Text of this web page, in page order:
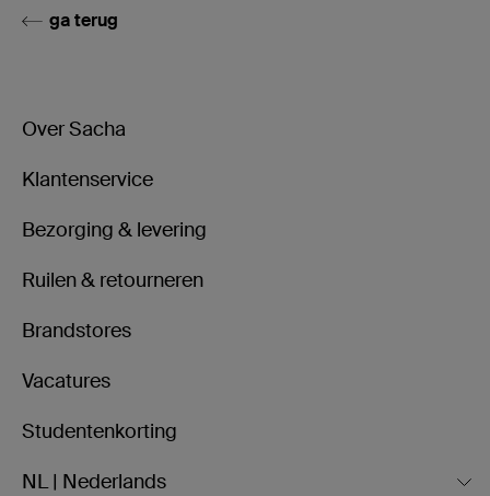
ga terug
Over Sacha
Klantenservice
Bezorging & levering
Ruilen & retourneren
Brandstores
Vacatures
Studentenkorting
NL | Nederlands